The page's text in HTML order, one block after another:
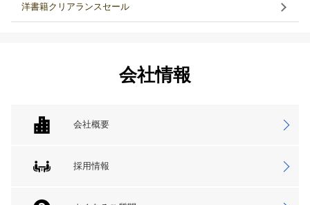
洋書籍クリアランスセール
会社情報
会社概要
採用情報